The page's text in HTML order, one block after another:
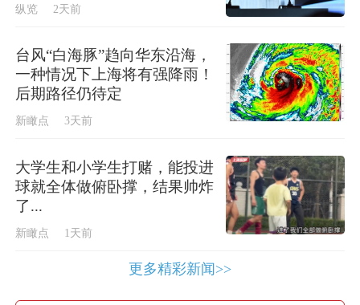
纵览 2天前
台风“白海豚”趋向华东沿海，
一种情况下上海将有强降雨！
后期路径仍待定
新瞰点 3天前
大学生和小学生打赌，能投进
球就全体做俯卧撑，结果帅炸
了...
新瞰点 1天前
更多精彩新闻>>